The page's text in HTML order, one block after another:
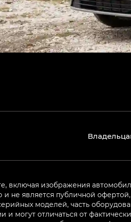
включая изображения
не является публичной
моделей, часть
могут отличаться от